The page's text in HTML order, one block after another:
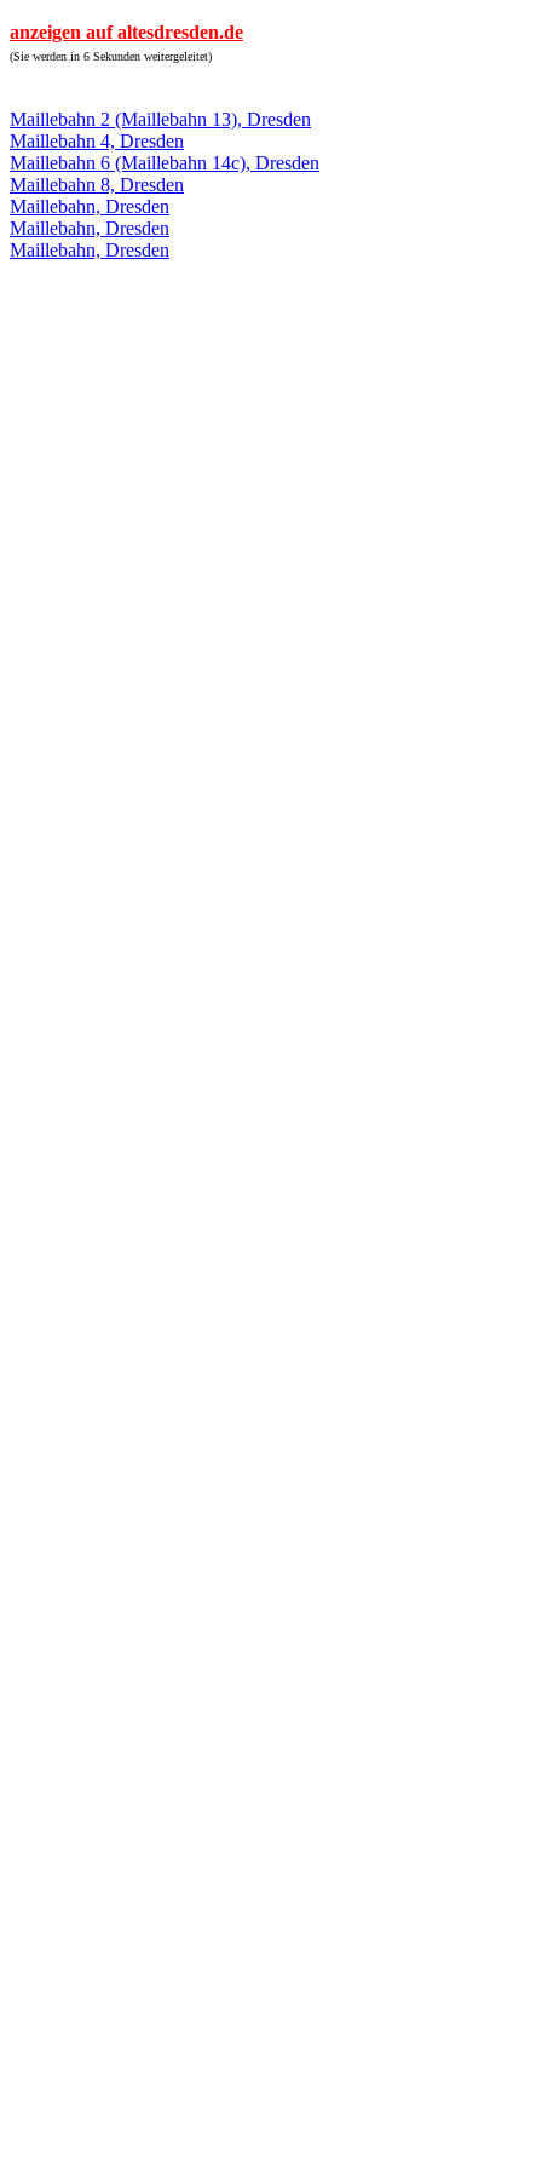
anzeigen auf altesdresden.de
(Sie werden in 6 Sekunden weitergeleitet)
Maillebahn 2 (Maillebahn 13), Dresden
Maillebahn 4, Dresden
Maillebahn 6 (Maillebahn 14c), Dresden
Maillebahn 8, Dresden
Maillebahn, Dresden
Maillebahn, Dresden
Maillebahn, Dresden